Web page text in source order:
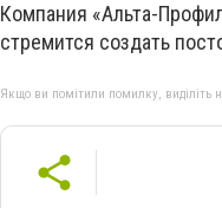
Компания «Альта-
стремится создать
Якщо ви помітили помилку, виділіть